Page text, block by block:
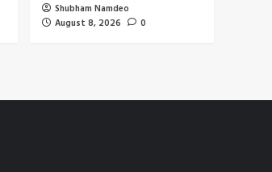
Shubham Namdeo
August 8, 2026
0